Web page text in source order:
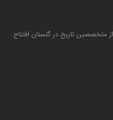
متخصصین تاریخ در گلستان افتتاح